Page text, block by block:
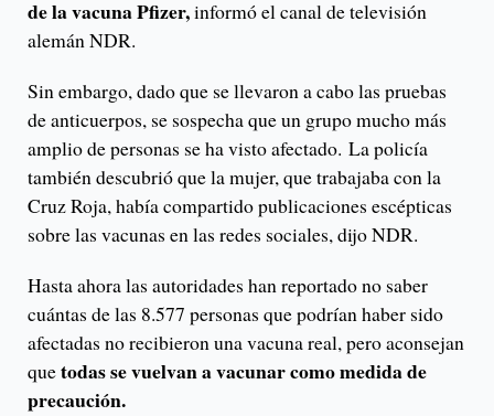
de la vacuna Pfizer,informó el canal de televisión
alemán NDR.
Sin embargo, dado que se llevaron a cabo las pruebas
de anticuerpos, se sospecha que un grupo mucho más
amplio de personas se ha visto afectado. La policía
también descubrió que la mujer, que trabajaba con la
Cruz Roja, había compartido publicaciones escépticas
sobre las vacunas en las redes sociales, dijo NDR.
Hasta ahora las autoridades han reportado no saber
cuántas de las 8.577 personas que podrían haber sido
afectadas no recibieron una vacuna real, pero aconsejan
quetodas se vuelvan a vacunar como medida de
precaución.